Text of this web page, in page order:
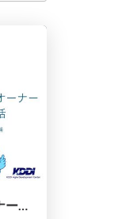
初フルマラソン完走！プロダクトオーナーリードの仕事で培った力が活きた話 / First Marathon Finish with PO Lead Skills